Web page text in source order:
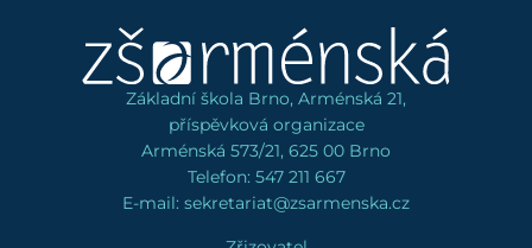
Základní škola Brno, Arménská 21,
příspěvková organizace
Arménská 573/21, 625 00 Brno
Telefon: 547 211 667
E-mail: sekretariat@zsarmenska.cz